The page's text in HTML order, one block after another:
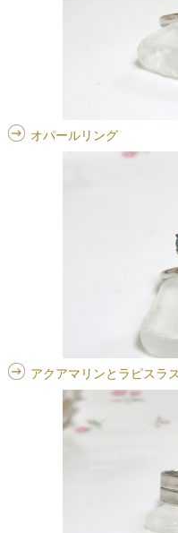
オパールリング
アクアマリンとラピスラ